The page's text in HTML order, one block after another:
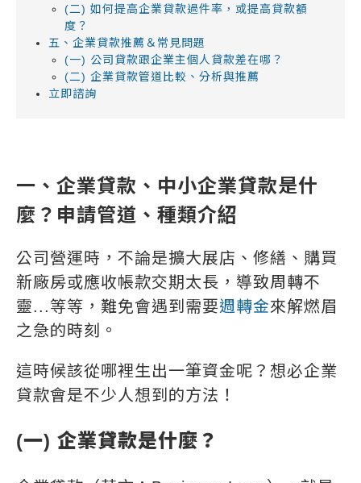
(二) 如何提高企業貸款過件率，或提高貸款額
度？
五、企業貸款推薦＆常見問題
(一) 公司貸款跟企業主個人貸款差在哪？
(二) 企業貸款管道比較、分析與推薦
立即諮詢
一、企業貸款、中小企業貸款是什
麼？申請管道、種類介紹
公司營運時，不論是擴大展店、修繕、購買
新廠房或應收帳款交期太長，導致周轉不
靈...等等，難免會遇到需要週轉金來解燃眉
之急的時刻。
這時候該從哪裡生出一筆資金呢？想必企業
貸款會是不少人想到的方法！
(一) 企業貸款是什麼 ？